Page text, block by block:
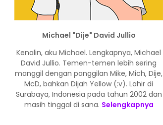
Michael "Dije" David Jullio
Kenalin, aku Michael. Lengkapnya, Michael
David Jullio. Temen-temen lebih sering
manggil dengan panggilan Mike, Mich, Dije,
McD, bahkan Dijah Yellow (:v). Lahir di
Surabaya, Indonesia pada tahun 2002 dan
masih tinggal di sana. Selengkapnya